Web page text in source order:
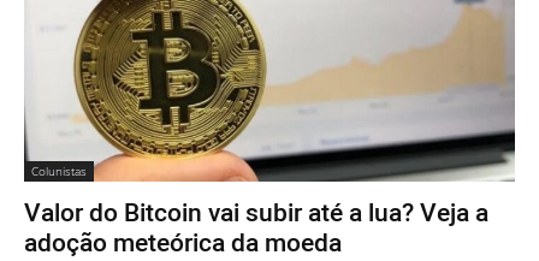
Colunistas
Valor do Bitcoin vai subir até a lua? Veja a
adoção meteórica da moeda